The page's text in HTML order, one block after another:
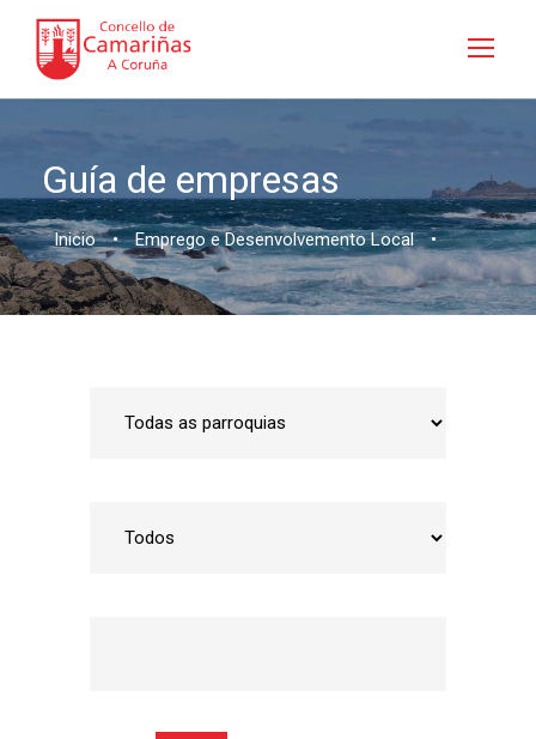
Guía de empresas
Inicio • Emprego e Desenvolvemento Local •